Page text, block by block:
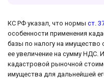
КС РФ указал, что нормы ст.
особенности применения
базы по налогу на имущество
ее увеличение на сумму НДС.
кадастровой рыночной
имущества для дальнейшей